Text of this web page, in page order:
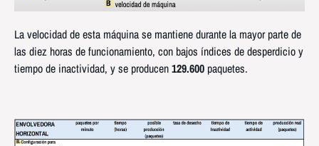
La velocidad de esta máquina se mantiene durante la mayor parte de
las diez horas de funcionamiento, con bajos índices de desperdicio y
tiempo de inactividad, y se producen129.600 paquetes.